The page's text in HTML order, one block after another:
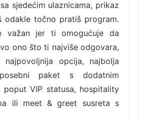
sjedećim ulaznicama, prikaz
odakle točno pratiš program.
važan jer ti omogućuje da
ono što ti najviše odgovara,
opcija, najbolja
paket s dodatnim
poput VIP statusa, hospitality
ili meet & greet susreta s